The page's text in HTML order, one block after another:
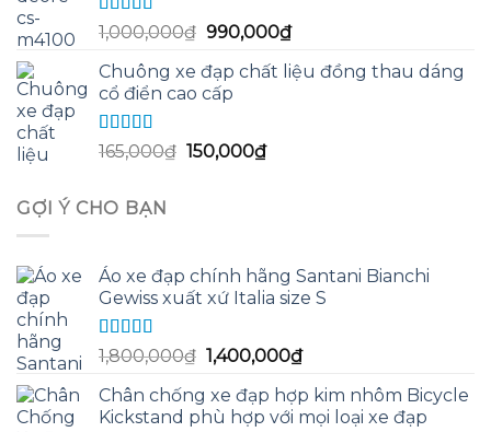
Được xếp
hạng
5.00
sao
1,000,000₫ Giá
là:
1,000,000₫.
990,000₫Giá
tại
Chuông xe đạp chất liệu đồng thau dáng
cổ điển cao cấp
Được xếp
hạng
5.005
165,000₫ Giá
150,000₫Giá
GỢI Ý CHO BẠN
Áo xe đạp chính hãng Santani Bianchi
Gewiss xuất xứ Italia size S
Được xếp
hạng
5.00
sao
1,800,000₫ Giá
là:
1,800,000₫.
1,400,000₫Giá
tại
là:
Chân chống xe đạp hợp kim nhôm Bicycle
Kickstand phù hợp với mọi loại xe đạp